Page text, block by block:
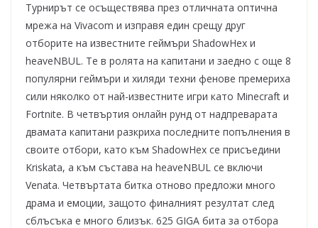
Турнирът се осъществява през отличната оптична
мрежа на Vivacom и изправя един срещу друг
отборите на известните геймъри ShadowHex и
heaveNBUL. Те в ролята на капитани и заедно с още 8
популярни геймъри и хиляди техни фенове премериха
сили няколко от най-известните игри като Minecraft и
Fortnite. В четвъртия онлайн рунд от надпреварата
двамата капитани разкриха последните попълнения в
своите отбори, като към ShadowHex се присъедини
Kriskata, а към състава на heaveNBUL се включи
Venata. Четвъртата битка отново предложи много
драма и емоции, защото финалният резултат след
сблъсъка е много близък. 625 GIGA бита за отбора